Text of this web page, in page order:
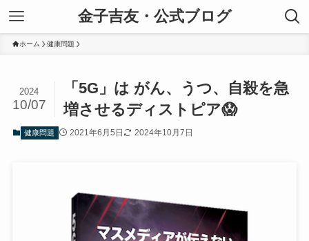
金子吉友・公式ブログ
ホーム 健康問題
「5G」は がん、うつ、自殺を急
増させるディストピア😱
2024
10/07
健康問題 2021年6月5日 2024年10月7日